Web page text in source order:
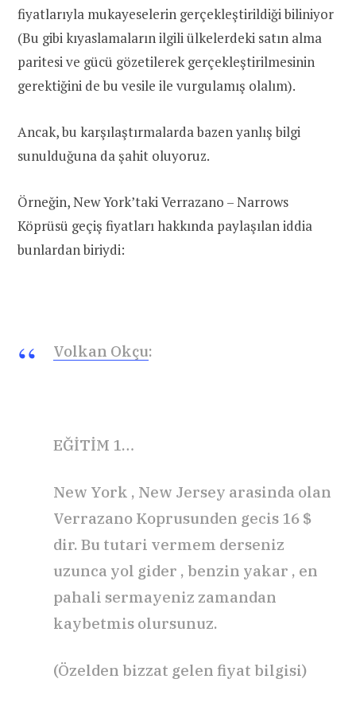
fiyatlarıyla mukayeselerin gerçekleştirildiği biliniyor
(Bu gibi kıyaslamaların ilgili ülkelerdeki satın alma
paritesi ve gücü gözetilerek gerçekleştirilmesinin
gerektiğini de bu vesile ile vurgulamış olalım).
Ancak, bu karşılaştırmalarda bazen yanlış bilgi
sunulduğuna da şahit oluyoruz.
Örneğin, New York’taki Verrazano – Narrows
Köprüsü geçiş fiyatları hakkında paylaşılan iddia
bunlardan biriydi:
Volkan Okçu:
EĞİTİM 1…
New York , New Jersey arasinda olan
Verrazano Koprusunden gecis 16 $
dir. Bu tutari vermem derseniz
uzunca yol gider , benzin yakar , en
pahali sermayeniz zamandan
kaybetmis olursunuz.
(Özelden bizzat gelen fiyat bilgisi)